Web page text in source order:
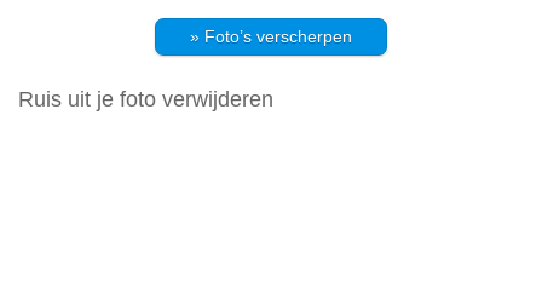
» Foto’s verscherpen
Ruis uit je foto verwijderen